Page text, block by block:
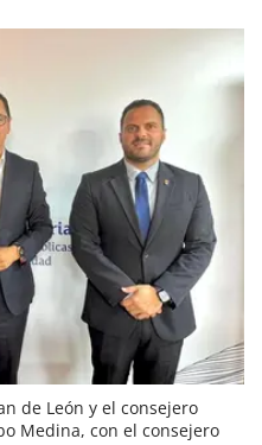
de León y el consejero
Medina, con el consejero